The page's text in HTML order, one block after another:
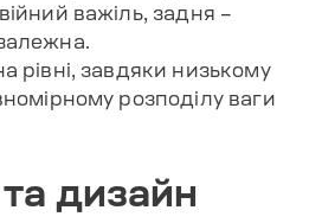
важіль, задня –
рівні, завдяки низькому
розподілу ваги
дизайн